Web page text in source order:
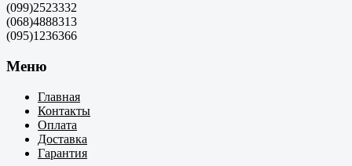
(099)2523332
(068)4888313
(095)1236366
Меню
Главная
Контакты
Оплата
Доставка
Гарантия